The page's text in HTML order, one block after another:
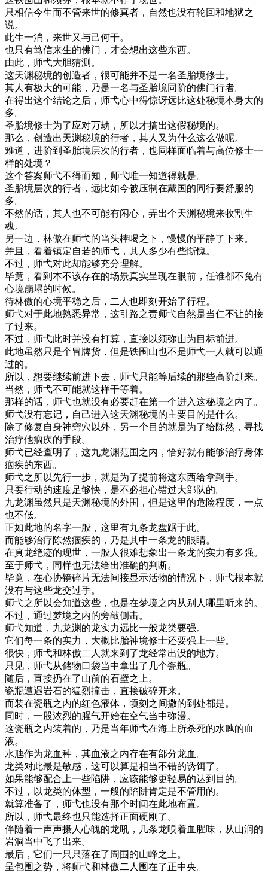
只相信今生而不管来世的修真者，自然也没有轮回和地狱之
说。
此生一消，来世又与己何干。
也只有笃信来生的佛门，才会想出这些东西。
由此，师弋大胆猜测。
这天渊秘境的创造者，很可能并不是一名圣胎境修士。
其人有极大的可能，乃是一名与圣胎境同阶的佛门行者。
在得出这个结论之后，师弋心中得惊讶远比这处秘境本身大的
多。
圣胎境修士为了应对万劫，所以才搞出这假秘境的。
那么，创造出天渊秘境的行者，其人又为什么这么做呢。
难道，进阶到圣胎境层次的行者，也同样面临着与高位修士一
样的处境？
这个答案师弋不得而知，师弋唯一知道得就是。
圣胎境层次的行者，远比如今被压制在戴国的同行要舒服的
多。
不然的话，其人也不可能有闲心，弄出个天渊秘境来收割生
魂。
另一边，林傲在师弋的当头棒喝之下，慢慢的平静了下来。
并且，看着镇定自若的师弋，其人多少有些惭愧。
不过，师弋对此却能够充分理解。
毕竟，看到本不该存在的场景真实呈现在眼前，任谁都不免有
心境崩塌的时候。
待林傲的心境平稳之后，二人也即刻开始了行程。
师弋对于此地熟悉异常，这引路之责师弋自然是当仁不让的接
了过来。
不过，师弋此时并没有打算，直接以须弥山为目标前进。
此地虽然只是个冒牌货，但是铁围山也不是师弋一人就可以通
过的。
所以，想要继续前进下去，师弋只能等后续的那些高阶赶来。
当然，师弋不可能就这样干等着。
那样的话，师弋也就没有必要赶在第一个进入这秘境之内了。
师弋没有忘记，自己进入这天渊秘境的主要目的是什么。
除了修复自身神窍穴以外，另一个目的就是为了给陈然，寻找
治疗他痼疾的手段。
师弋已经查明了，这九龙渊范围之内，恰好就有能够治疗身体
痼疾的东西。
师弋之所以先行一步，就是为了提前将这东西给拿到手。
只要行动的速度足够快，是不必担心错过大部队的。
九龙渊虽然只是天渊秘境的外围，但是这里的危险程度，一点
也不低。
正如此地的名字一般，这里有九条龙盘踞于此。
而能够治疗陈然痼疾的，乃是其中一条龙的眼睛。
在真龙绝迹的现世，一般人很难想象出一条龙的实力有多强。
至于师弋，同样也无法给出准确的判断。
毕竟，在心协镜碎片无法间接显示活物的情况下，师弋根本就
没有与这些龙交过手。
师弋之所以会知道这些，也是在梦境之内从别人哪里听来的。
不过，通过梦境之内的旁敲侧击。
师弋知道，九龙渊的龙实力远比一般龙类要强。
它们每一条的实力，大概比胎神境修士还要强上一些。
很快，师弋和林傲二人就来到了龙经常出没的地方。
只见，师弋从储物口袋当中拿出了几个瓷瓶。
随后，直接扔在了山前的石壁之上。
瓷瓶遭遇岩石的猛烈撞击，直接破碎开来。
而装在瓷瓶之内的红色液体，顷刻之间撒的到处都是。
同时，一股浓烈的腥气开始在空气当中弥漫。
这瓷瓶之内装着的，乃是当年师弋在海上所杀死的水虺的血
液。
水虺作为龙血种，其血液之内存在有部分龙血。
龙类对此最是敏感，这可以算是相当不错的诱饵了。
如果能够配合上一些陷阱，应该能够更轻易的达到目的。
不过，以龙类的体型，一般的陷阱肯定是不管用的。
就算准备了，师弋也没有那个时间在此地布置。
所以，师弋最终也只能选择正面硬刚了。
伴随着一声声摄人心魄的龙吼，几条龙嗅着血腥味，从山涧的
岩洞当中飞了出来。
最后，它们一只只落在了周围的山峰之上。
呈包围之势，将师弋和林傲二人围在了正中央。